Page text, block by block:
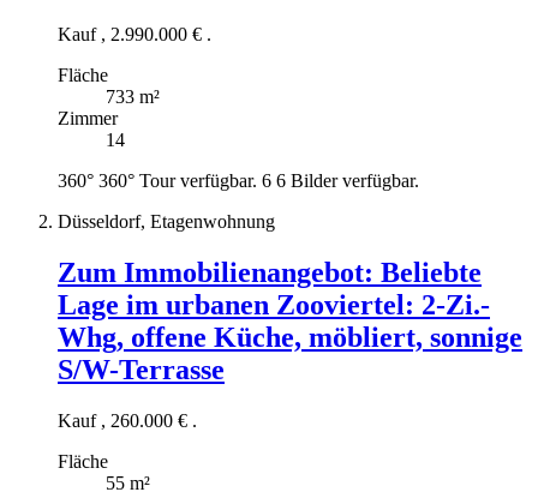
Kauf , 2.990.000 € .
Fläche
733 m²
Zimmer
14
360° 360° Tour verfügbar. 6 6 Bilder verfügbar.
Düsseldorf, Etagenwohnung
Zum Immobilienangebot: Beliebte
Lage im urbanen Zooviertel: 2-Zi.-
Whg, offene Küche, möbliert, sonnige
S/W-Terrasse
Kauf , 260.000 € .
Fläche
55 m²